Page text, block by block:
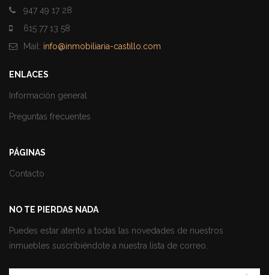
947 49 17 28
615 77 13 58
Mail: info@inmobiliaria-castillo.com
ENLACES
Información general
Preguntas frecuentes
PÁGINAS
Contacto
NO TE PIERDAS NADA
Puedes estar atento a todas las novedades de nuestros
inmuebles suscribiéndote a nuestra lista de correo.